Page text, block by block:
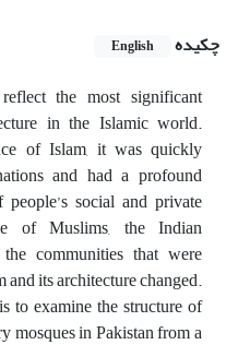
چکیده
English
the most significant
in the Islamic world.
of Islam, it was quickly
and had a profound
social and private
of Muslims, the Indian
communities that were
its architecture changed.
to examine the structure of
mosques in Pakistan from a